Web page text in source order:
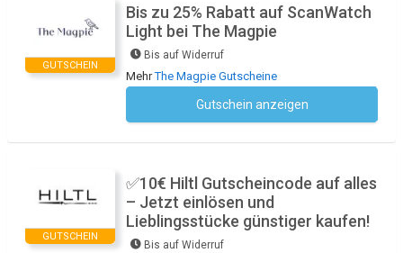
GUTSCHEIN
Bis zu 25% Rabatt auf ScanWatch
Light bei The Magpie
Bis auf Widerruf
MehrThe Magpie Gutscheine
Gutschein anzeigen
GUTSCHEIN
✅10€ Hiltl Gutscheincode auf alles
– Jetzt einlösen und
Lieblingsstücke günstiger kaufen!
Bis auf Widerruf